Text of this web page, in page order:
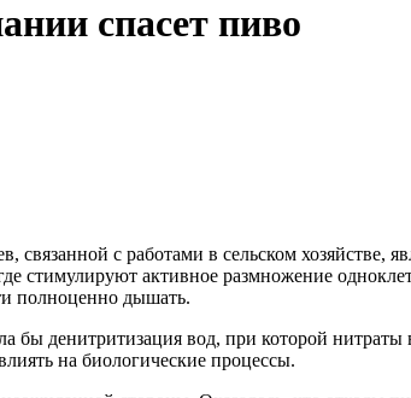
спасет пиво
связанной с работами в сельском хозяйстве,
стимулируют активное размножение
полноценно дышать.
бы денитритизация вод, при которой нитраты
на биологические процессы.